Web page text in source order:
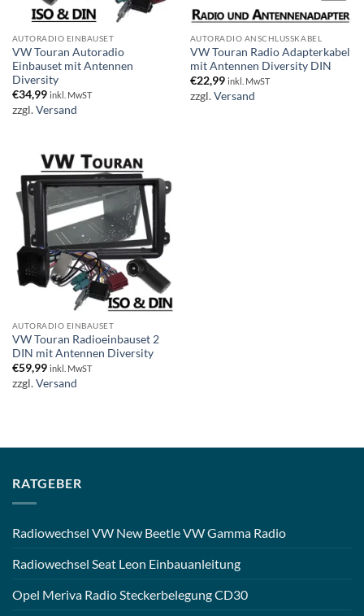
AUTORADIO EINBAUSET
VW Touran Autoradio
Einbauset mit Antennen
Diversity
€34,99 inkl. MwST
zzgl.Versand
AUTORADIO ANSCHLUSSKABEL
VW Touran Radio Adapterkabel
mit Antennen Diversity DIN
€22,99 inkl. MwST
zzgl.Versand
AUTORADIO EINBAUSET
VW Touran Radioeinbauset 2
DIN mit Antennen Diversity
€59,99 inkl. MwST
zzgl.Versand
RATGEBER
Radiowechsel VW New Beetle VW Gamma Radio
Radiowechsel Seat Leon Einbauanleitung
Opel Meriva Radio Steckerbelegung CD30